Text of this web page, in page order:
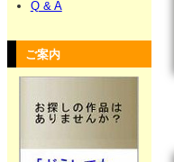
Q & A
ご案内